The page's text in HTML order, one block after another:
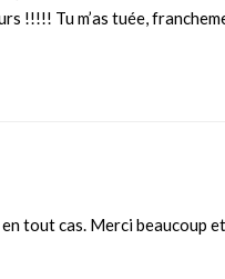
!!!!! Tu m’as tuée,
en tout cas. Merci beaucoup